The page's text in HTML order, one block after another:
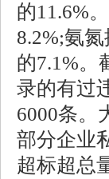
的11.6%
8.2%;氨
的7.1%。
录的有过
6000条。
部分企业
超标超总